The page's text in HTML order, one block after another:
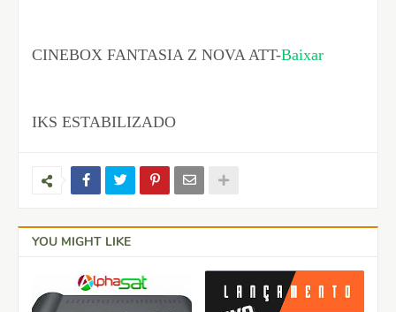
CINEBOX FANTASIA Z NOVA ATT-Baixar
IKS ESTABILIZADO
YOU MIGHT LIKE